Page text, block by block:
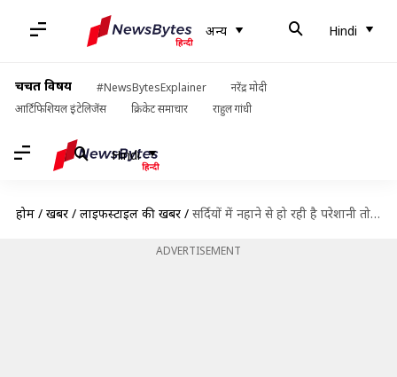
अन्य Hindi
चर्चित विषय #NewsBytesExplainer
नरेंद्र मोदी
आर्टिफिशियल इंटेलिजेंस
क्रिकेट समाचार राहुल गांधी
Hindi
होम / खबरें / लाइफस्टाइल की खबरें / सर्दियों में नहाने से हो रही है परेशानी तो लगाएं ये फेशियल स्प्रे, आएगा ग्लो
ADVERTISEMENT